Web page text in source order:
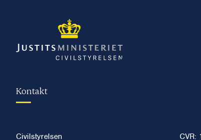
Kontakt
Civilstyrelsen CVR: